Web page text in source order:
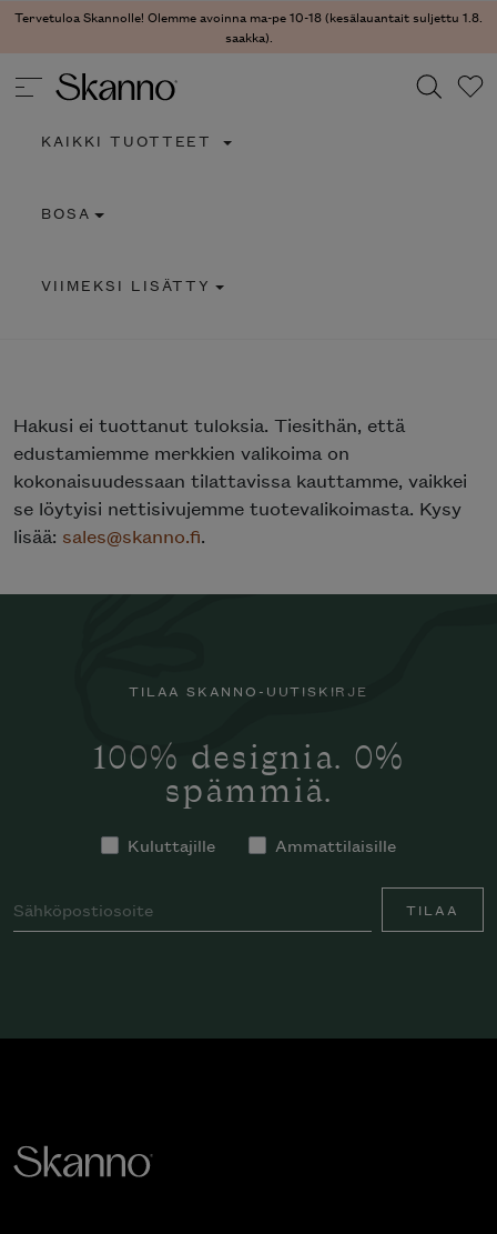
Tervetuloa Skannolle! Olemme avoinna ma-pe 10-18 (kesälauantait suljettu 1.8.
saakka).
Type 2 or more characters for results.
KAIKKI TUOTTEET
BOSA
VIIMEKSI LISÄTTY
Hakusi ei tuottanut tuloksia. Tiesithän, että
edustamiemme merkkien valikoima on
kokonaisuudessaan tilattavissa kauttamme, vaikkei
se löytyisi nettisivujemme tuotevalikoimasta. Kysy
lisää: sales@skanno.fi.
TILAA SKANNO-UUTISKIRJE
100% designia. 0%
spämmiä.
Kuluttajille Ammattilaisille
TILAA